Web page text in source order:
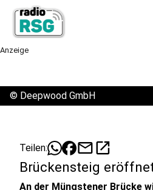
Anzeige
© Deepwood GmbH
Teilen: mailopen_in_new
Brückensteig
An der Müngstener Brücke